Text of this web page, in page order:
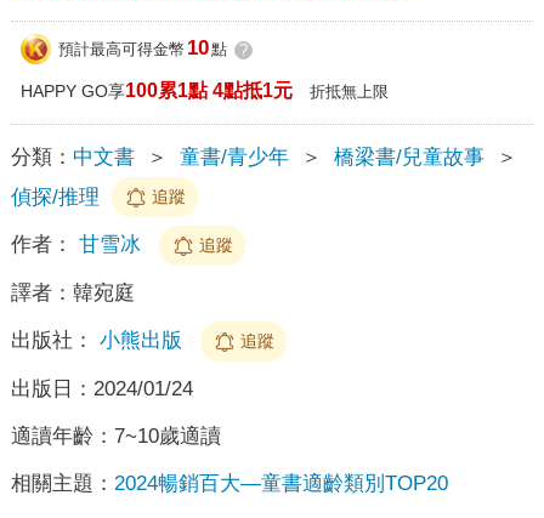
預計最高可得金幣 10點 ?
HAPPY GO享100累1點 4點抵1元 折抵無上限
分類： 中文書 ＞ 童書/青少年 ＞ 橋梁書/兒童故事
＞
偵探/推理
追蹤
作者： 甘雪冰 追蹤
譯者： 韓宛庭
出版社： 小熊出版 追蹤
出版日： 2024/01/24
適讀年齡： 7~10歲適讀
相關主題： 2024暢銷百大—童書適齡類別TOP20